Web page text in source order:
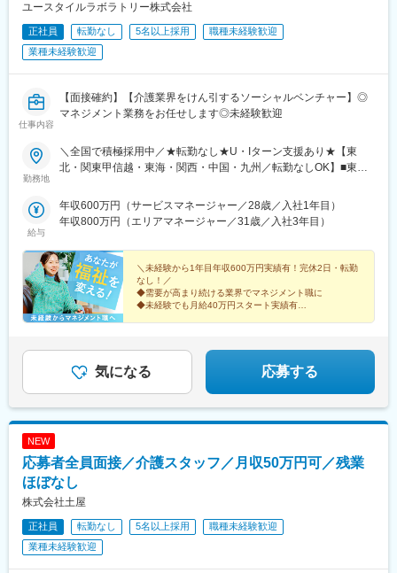
ユースタイルラボラトリー株式会社
正社員 転勤なし 5名以上採用
職種未経験歓迎
業種未経験歓迎
仕事内容
【面接確約】【介護業界をけん引するソーシャルベンチャー】◎
マネジメント業務をお任せします◎未経験歓迎
勤務地
＼全国で積極採用中／★転勤なし★U・Iターン支援あり★【東
北・関東甲信越・東海・関西・中国・九州／転勤なしOK】■東北
木、群馬、埼玉、千葉、東京、神奈川、新潟、富山、山梨、長野■
東海／岐阜、静岡、愛知、三重■関西／滋賀、京都、大阪、兵庫、
媛、高知■九州／福岡、佐賀、長崎、熊本、大分、宮崎、鹿児島、
沖縄★【エリア勤務希望・移住希望の方優遇】：サポート制度も
充実していますので、現在のお住まいに関わらずご希望をお知ら
せください！☆『寮費無料プラン』あり（規定有）：下記勤務地
希望・移住希望の方はお気軽にご相談ください！※【北海道】【東
京都】【神奈川県】【新潟県】【三重県】【滋賀県】【沖縄県】
用会社負担等の移住支援あり（規定有）・U・Iターン転勤希望者
への1年間の支援あり（規定有）★江戸川・川崎・湘南・川越・香
川・徳島・青森にて新規事業所オープン！
給与
年収600万円（サービスマネージャー／28歳／入社1年目）
年収800万円（エリアマネージャー／31歳／入社3年目）
＼未経験から1年目年収600万円実績有！完休2日・転勤
なし！／
◆需要が高まり続ける業界でマネジメント職に
◆未経験でも月給40万円スタート実績有
気になる 応募する
NEW
応募者全員面接／介護スタッフ／月収50万円可／残業
ほぼなし
株式会社土屋
正社員 転勤なし 5名以上採用
職種未経験歓迎
業種未経験歓迎